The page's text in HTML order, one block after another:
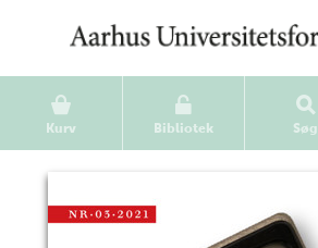
Kurv Bibliotek Søg